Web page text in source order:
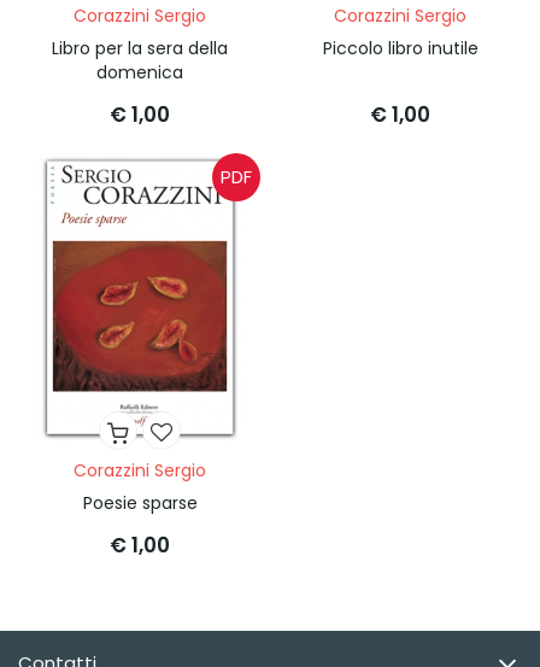
Corazzini Sergio
Libro per la sera della
domenica
€ 1,00
Corazzini Sergio
Piccolo libro inutile
€ 1,00
PDF
Corazzini Sergio
Poesie sparse
€ 1,00